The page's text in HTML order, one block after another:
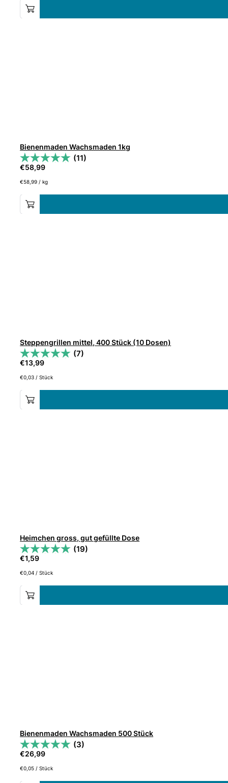
Bienenmaden Wachsmaden 1kg
(11)
€58,99
€58,99 /kg
Steppengrillen mittel, 400 Stück (10 Dosen)
(7)
€13,99
€0,03 /Stück
Heimchen gross, gut gefüllte Dose
(19)
€1,59
€0,04 /Stück
Bienenmaden Wachsmaden 500 Stück
(3)
€26,99
€0,05 /Stück